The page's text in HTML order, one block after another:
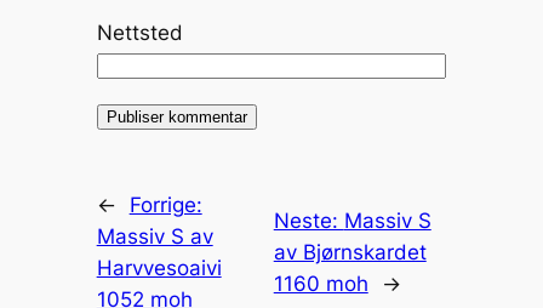
Nettsted
←
Forrige:
Massiv S av
Harvvesoaivi
1052 moh
Neste: Massiv S
av Bjørnskardet
1160 moh
→